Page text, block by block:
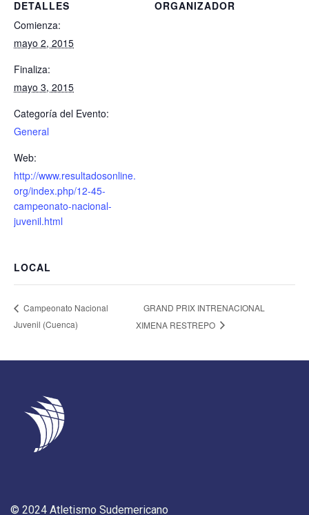
DETALLES
Comienza:
mayo 2, 2015
Finaliza:
mayo 3, 2015
Categoría del Evento:
General
Web:
http://www.resultadosonline.
org/index.php/12-45-
campeonato-nacional-
juvenil.html
ORGANIZADOR
LOCAL
Campeonato Nacional
Juvenil (Cuenca)
GRAND PRIX INTRENACIONAL
XIMENA RESTREPO
© 2024 Atletismo Sudemericano